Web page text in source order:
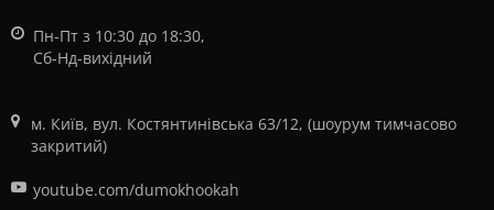
Пн-Пт з 10:30 до 18:30,
Сб-Нд-вихідний
м. Київ, вул. Костянтинівська 63/12, (шоурум тимчасово
закритий)
youtube.com/dumokhookah